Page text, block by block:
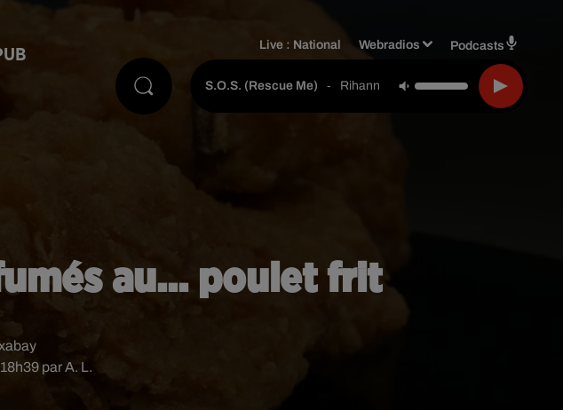
Live : National Webradios Podcasts
S.o.s. (rescue Me) - Rihanna
au... poulet frit
par A. L.